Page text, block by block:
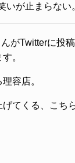
いが止まらない
んがTwitterに投
。
容店。
てくる、こち